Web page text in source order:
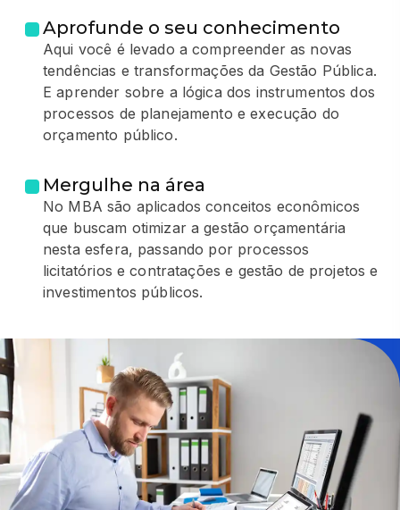
Aprofunde o seu conhecimento
Aqui você é levado a compreender as novas
tendências e transformações da Gestão Pública.
E aprender sobre a lógica dos instrumentos dos
processos de planejamento e execução do
orçamento público.
Mergulhe na área
No MBA são aplicados conceitos econômicos
que buscam otimizar a gestão orçamentária
nesta esfera, passando por processos
licitatórios e contratações e gestão de projetos e
investimentos públicos.